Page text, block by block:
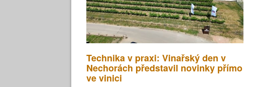
Technika v praxi: Vinařský den v
Nechorách představil novinky přímo
ve vinici